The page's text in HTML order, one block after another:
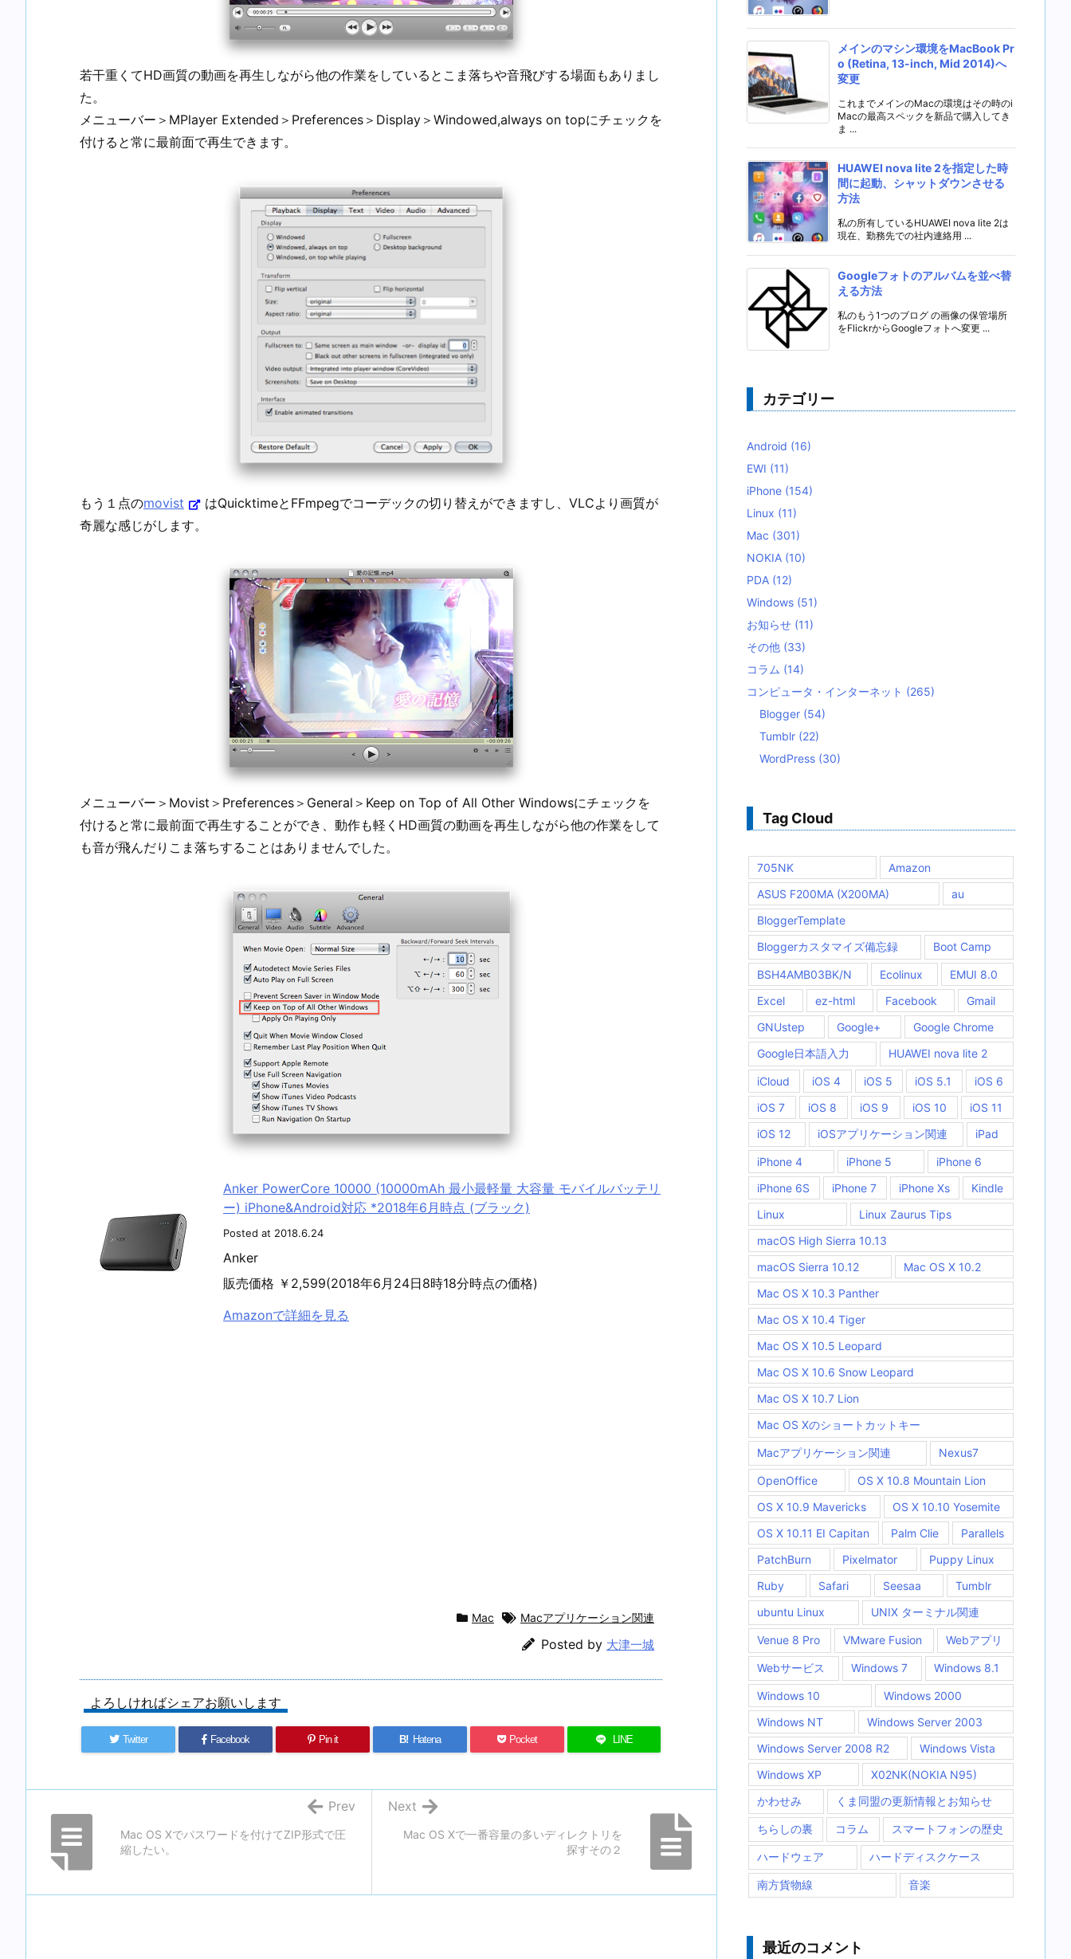
若干重くてHD画質の動画を再生しながら他の作業をしているとこま落ちや音飛びする場面もありまし
た。
メニューバー＞MPlayer Extended＞Preferences＞Display＞Windowed,always on topにチェックを
付けると常に最前面で再生できます。
もう１点のmovist
はQuicktimeとFFmpegでコーデックの切り替えができますし、VLCより画質が
奇麗な感じがします。
メニューバー＞Movist＞Preferences＞General＞Keep on Top of All Other Windowsにチェックを
付けると常に最前面で再生することができ、動作も軽くHD画質の動画を再生しながら他の作業をして
も音が飛んだりこま落ちすることはありませんでした。
Anker PowerCore 10000 (10000mAh 最小最軽量 大容量 モバイルバッテリ
ー) iPhone&Android対応 *2018年6月時点 (ブラック)
Posted at 2018.6.24
Anker
販売価格 ￥2,599(2018年6月24日8時18分時点の価格)
Amazonで詳細を見る
Mac Macアプリケーション関連
Posted by 大津一城
よろしければシェアお願いします
Twitter Facebook Pin it B! Hatena Pocket LINE
Mac OS Xで一番容量の多いディレクトリを
探すその２
Next
Mac OS Xでパスワードを付けてZIP形式で圧
縮したい。
Prev
メインのマシン環境をMacBook Pr
o (Retina, 13-inch, Mid 2014)へ
変更
これまでメインのMacの環境はその時のi
Macの最高スペックを新品で購入してき
ま ...
HUAWEI nova lite 2を指定した時
間に起動、シャットダウンさせる
方法
私の所有しているHUAWEI nova lite 2は
現在、勤務先での社内連絡用 ...
Googleフォトのアルバムを並べ替
える方法
私のもう1つのブログ の画像の保管場所
をFlickrからGoogleフォトへ変更 ...
カテゴリー
Android (16)
EWI (11)
iPhone (154)
Linux (11)
Mac (301)
NOKIA (10)
PDA (12)
Windows (51)
お知らせ (11)
その他 (33)
コラム (14)
コンピュータ・インターネット (265)
Blogger (54)
Tumblr (22)
WordPress (30)
Tag Cloud
705NK
Amazon
ASUS F200MA (X200MA)
au
BloggerTemplate
Bloggerカスタマイズ備忘録
Boot Camp
BSH4AMB03BK/N Ecolinux
EMUI 8.0
Excel
ez-html Facebook
Gmail
GNUstep
Google+
Google Chrome
Google日本語入力
HUAWEI nova lite 2
iCloud iOS 4 iOS 5 iOS 5.1
iOS 6
iOS 7
iOS 8 iOS 9 iOS 10
iOS 11
iOS 12
iOSアプリケーション関連 iPad
iPhone 4 iPhone 5
iPhone 6
iPhone 6S
iPhone 7 iPhone Xs
Kindle
Linux
Linux Zaurus Tips
macOS High Sierra 10.13
macOS Sierra 10.12
Mac OS X 10.2
Mac OS X 10.3 Panther
Mac OS X 10.4 Tiger
Mac OS X 10.5 Leopard
Mac OS X 10.6 Snow Leopard
Mac OS X 10.7 Lion
Mac OS Xのショートカットキー
Macアプリケーション関連 Nexus7
OpenOffice
OS X 10.8 Mountain Lion
OS X 10.9 Mavericks
OS X 10.10 Yosemite
OS X 10.11 EI Capitan
Palm Clie
Parallels
PatchBurn
Pixelmator
Puppy Linux
Ruby
Safari Seesaa
Tumblr
ubuntu Linux
UNIX ターミナル関連
Venue 8 Pro VMware Fusion Webアプリ
Webサービス Windows 7 Windows 8.1
Windows 10
Windows 2000
Windows NT
Windows Server 2003
Windows Server 2008 R2
Windows Vista
Windows XP
X02NK(NOKIA N95)
かわせみ
くま同盟の更新情報とお知らせ
ちらしの裏 コラム スマートフォンの歴史
ハードウェア ハードディスクケース
南方貨物線 音楽
最近のコメント